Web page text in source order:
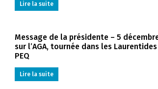
Lire la suite
Message de la présidente – 5
sur l’AGA, tournée dans les
PEQ
Lire la suite